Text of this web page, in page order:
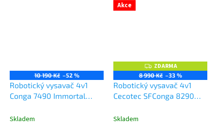
10 190 Kč –52 %
Robotický vysavač 4v1
Conga 7490 Immortal
Skladem
Akce
Z
D
A
R
M
A
ZDARMA
8 990 Kč –33 %
Robotický vysavač 4v1
Cecotec SFConga 8290
Home X-T
Skladem